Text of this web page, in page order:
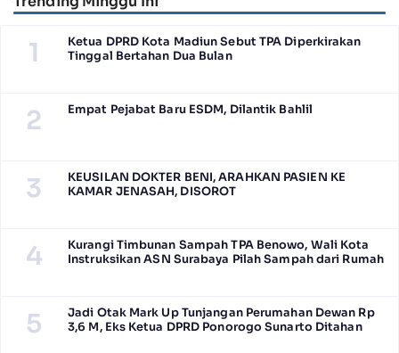
1
Ketua DPRD Kota Madiun Sebut TPA Diperkirakan
Tinggal Bertahan Dua Bulan
2 Empat Pejabat Baru ESDM, Dilantik Bahlil
3
KEUSILAN DOKTER BENI, ARAHKAN PASIEN KE
KAMAR JENASAH, DISOROT
4
Kurangi Timbunan Sampah TPA Benowo, Wali Kota
Instruksikan ASN Surabaya Pilah Sampah dari Rumah
5
Jadi Otak Mark Up Tunjangan Perumahan Dewan Rp
3,6 M, Eks Ketua DPRD Ponorogo Sunarto Ditahan